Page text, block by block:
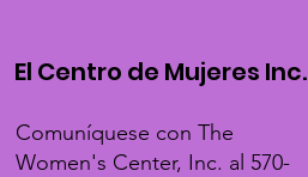
El Centro de Mujeres Inc.
Comuníquese con The
Women's Center, Inc. al 570-